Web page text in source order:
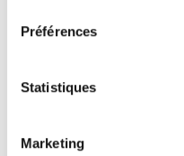
Préférences
Statistiques
Marketing